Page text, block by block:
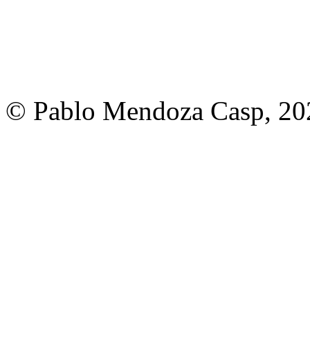
© Pablo Mendoza Casp,